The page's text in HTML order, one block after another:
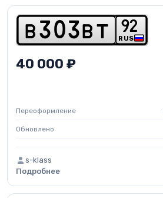
b 3 0 3 b t RUS
92
40 000 ₽
Переоформление
Обновлено
s-klass
Подробнее